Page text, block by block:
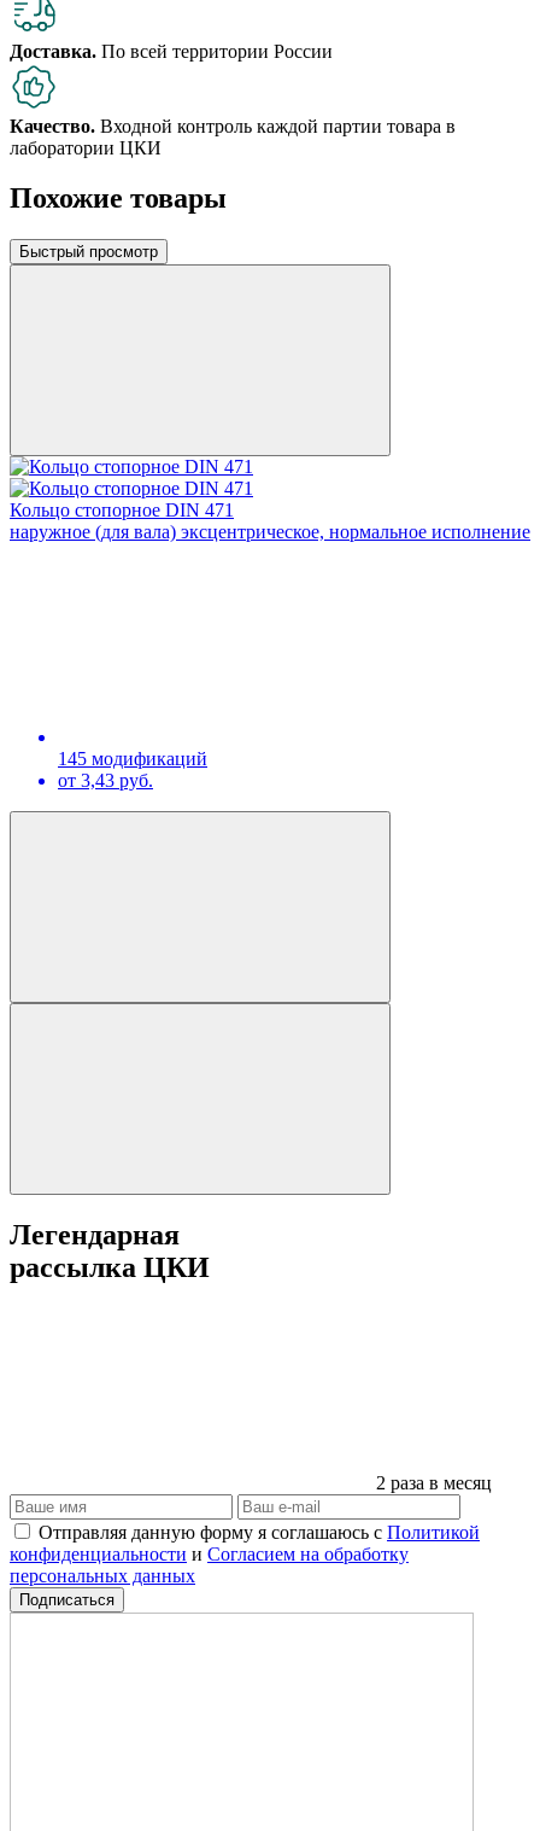
Доставка. По всей территории России
Качество. Входной контроль каждой партии товара в
лаборатории ЦКИ
Похожие товары
Быстрый просмотр
Кольцо стопорное DIN 471
наружное (для вала) эксцентрическое, нормальное исполнение
145 модификаций
от 3,43 руб.
Легендарная
рассылка ЦКИ
2 раза в месяц
Отправляя данную форму я соглашаюсь с Политикой
конфиденциальности и Согласием на обработку
персональных данных
Подписаться